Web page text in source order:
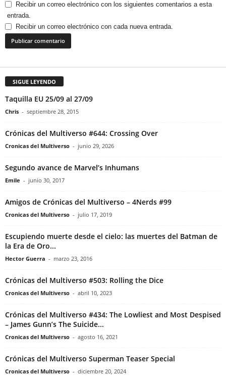
Recibir un correo electrónico con los siguientes comentarios a esta
entrada.
Recibir un correo electrónico con cada nueva entrada.
SIGUE LEYENDO
Taquilla EU 25/09 al 27/09
Chris - septiembre 28, 2015
Crónicas del Multiverso #644: Crossing Over
Cronicas del Multiverso - junio 29, 2026
Segundo avance de Marvel’s Inhumans
Emile - junio 30, 2017
Amigos de Crónicas del Multiverso – 4Nerds #99
Cronicas del Multiverso - julio 17, 2019
Escupiendo muerte desde el cielo: las muertes del Batman de
la Era de Oro...
Hector Guerra - marzo 23, 2016
Crónicas del Multiverso #503: Rolling the Dice
Cronicas del Multiverso - abril 10, 2023
Crónicas del Multiverso #434: The Lowliest and Most Despised
– James Gunn’s The Suicide...
Cronicas del Multiverso - agosto 16, 2021
Crónicas del Multiverso Superman Teaser Special
Cronicas del Multiverso - diciembre 20, 2024